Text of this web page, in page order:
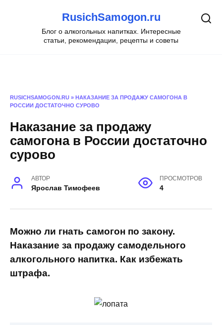
содержанию
RusichSamogon.ru
Блог о алкогольных напитках. Интересные
статьи, рекомендации, рецепты и советы
RUSICHSAMOGON.RU » НАКАЗАНИЕ ЗА ПРОДАЖУ САМОГОНА В
РОССИИ ДОСТАТОЧНО СУРОВО
Наказание за продажу
самогона в России достаточно
сурово
АВТОР
Ярослав Тимофеев
ПРОСМОТРОВ
4
Можно ли гнать самогон по закону.
Наказание за продажу самодельного
алкогольного напитка. Как избежать
штрафа.